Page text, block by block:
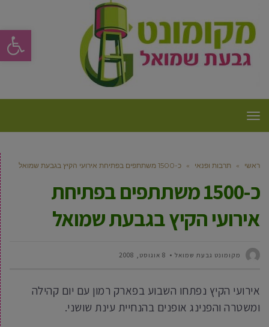
פתח
תפריט
ראשי » תרבות ופנאי » כ-1500 משתתפים בפתיחת אירועי הקיץ בגבעת שמואל
כ-1500 משתתפים בפתיחת
אירועי הקיץ בגבעת שמואל
מקומונט גבעת שמואל 8 אוגוסט, 2008
אירועי הקיץ נפתחו השבוע בפארק רמון עם יום קהילה
ומשטרה והפנינג אופנים בהנחיית עינת שושני.